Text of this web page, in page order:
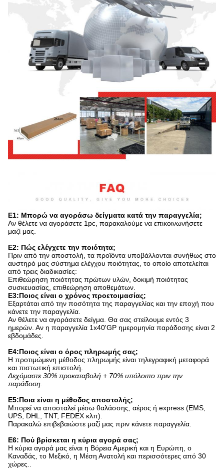
Ε1: Μπορώ να αγοράσω δείγματα κατά την παραγγελία;
Αν θέλετε να αγοράσετε 1pc, παρακαλούμε να επικοινωνήσετε
μαζί μας.
Ε2: Πώς ελέγχετε την ποιότητα;
Πριν από την αποστολή, τα προϊόντα υποβάλλονται συνήθως στο
αυστηρό μας σύστημα ελέγχου ποιότητας, το οποίο αποτελείται
από τρεις διαδικασίες:
Επιθεώρηση ποιότητας πρώτων υλών, δοκιμή ποιότητας
συσκευασίας, επιθεώρηση αποθεμάτων.
Ε3:Ποιος είναι ο χρόνος προετοιμασίας;
Εξαρτάται από την ποσότητα της παραγγελίας και την εποχή που
κάνετε την παραγγελία.
Αν θέλετε να αγοράσετε δείγμα. Θα σας στείλουμε εντός 3
ημερών. Αν η παραγγελία 1x40'GP ημερομηνία παράδοσης είναι 2
εβδομάδες.
Ε4:Ποιος είναι ο όρος πληρωμής σας;
Η προτιμώμενη μέθοδος πληρωμής είναι τηλεγραφική μεταφορά
και πιστωτική επιστολή.
Δεχόμαστε 30% προκαταβολή + 70% υπόλοιπο πριν την
παράδοση.
Ε5:Ποια είναι η μέθοδος αποστολής;
Μπορεί να αποσταλεί μέσω θαλάσσης, αέρος ή express (EMS,
UPS, DHL, TNT, FEDEX κλπ).
Παρακαλώ επιβεβαιώστε μαζί μας πριν κάνετε παραγγελία.
Ε6: Πού βρίσκεται η κύρια αγορά σας;
Η κύρια αγορά μας είναι η Βόρεια Αμερική και η Ευρώπη, ο
Καναδάς, το Μεξικό, η Μέση Ανατολή και περισσότερες από 30
χώρες.